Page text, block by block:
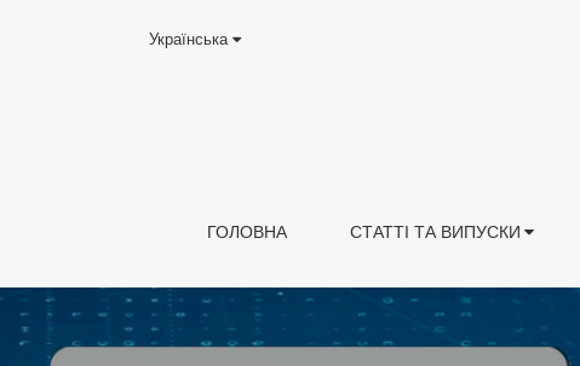
Українська
ГОЛОВНА СТАТТІ ТА ВИПУСКИ